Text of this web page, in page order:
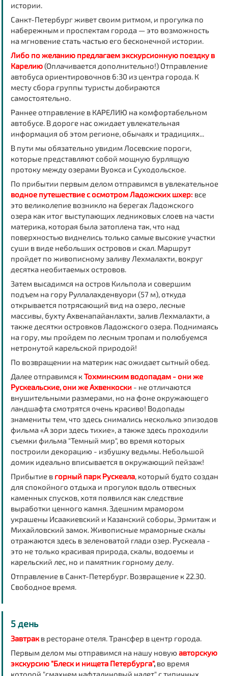
истории.
Санкт-Петербург живет своим ритмом, и прогулка по
набережным и проспектам города — это возможность
на мгновение стать частью его бесконечной истории.
Либо по желанию предлагаем экскурсионную поездку в
Карелию(Оплачивается дополнительно!) Отправление
автобуса ориентировочнов 6:30 из центра города. К
месту сбора группы туристы добираются
самостоятельно.
Раннее отправление вКАРЕЛИЮ на комфортабельном
автобусе. В дороге нас ожидает увлекательная
информация об этом регионе, обычаях и традициях...
В пути мы обязательно увидимЛосевские пороги,
которые представляют собой мощную бурлящую
протоку между озерами Вуокса и Суходольское.
По прибытии первым делом отправимся в увлекательное
водное путешествие с осмотром Ладожских шхер: все
это великолепие возникло на берегах Ладожского
озеракак итог выступающих ледниковых слоев на части
материка, которая была затоплена так, что над
поверхностью виднелись только самые высокие участки
суши в виде небольших островов и скал. Маршрут
пройдет по живописному заливуЛехмалахти, вокруг
десятка необитаемых островов.
Затем высадимся наостров Кильполаи совершим
подъем на гору Руллалахденвуори (57 м), откуда
открывается потрясающий вид на озеро, лесные
массивы, бухту Ахвенапайанлахти, залив Лехмалахти, а
также десятки островков Ладожского озера. Поднимаясь
на гору, мы пройдем по лесным тропам и полюбуемся
нетронутой карельской природой!
По возвращении на материк нас ожидает сытный обед.
Далее отправимся к Тохминским водопадам - они же
Рускеальские, они же Ахвенкоски- не отличаются
внушительными размерами, но на фоне окружающего
ландшафта смотрятся очень красиво! Водопады
знамениты тем, что здесь снимались несколько эпизодов
фильма «А зори здесь тихие», а также здесь проходили
съемки фильма "Темный мир", во время которых
построили декорацию - избушку ведьмы. Небольшой
домик идеально вписывается в окружающий пейзаж!
Прибытие в горный парк Рускеала, который будто создан
для спокойного отдыха и прогулок вдоль отвесных
каменных спусков, хотя появился как следствие
выработки ценного камня. Здешним мрамором
украшены Исаакиевский и Казанский соборы, Эрмитаж и
Михайловский замок. Живописные мраморные скалы
отражаются здесь в зеленоватой глади озер. Рускеала -
это не только красивая природа, скалы, водоемы и
карельский лес, но и памятник горному делу.
Отправление в Санкт-Петербург. Возвращение к 22.30.
Свободное время.
5 день
Завтрак в ресторане отеля. Трансфер в центр города.
Первым делом мы отправимся на нашу новую авторскую
экскурсию "Блеск и нищета Петербурга",во время